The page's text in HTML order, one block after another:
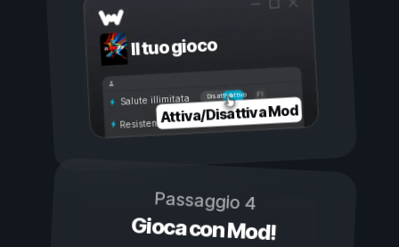
Il tuo gioco
Attivo
Disattivo
Salute illimitata
Resistenza illimitata
Attiva/Disattiva Mod
Passaggio 4
Gioca con Mod!